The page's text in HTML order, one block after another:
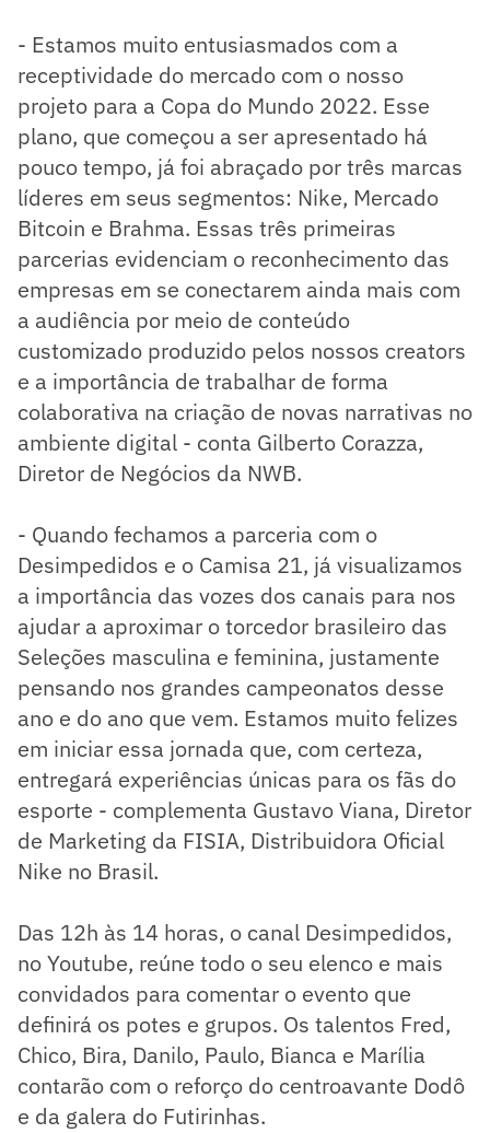
- Estamos muito entusiasmados com a
receptividade do mercado com o nosso
projeto para a Copa do Mundo 2022. Esse
plano, que começou a ser apresentado há
pouco tempo, já foi abraçado por três marcas
líderes em seus segmentos: Nike, Mercado
Bitcoin e Brahma. Essas três primeiras
parcerias evidenciam o reconhecimento das
empresas em se conectarem ainda mais com
a audiência por meio de conteúdo
customizado produzido pelos nossos creators
e a importância de trabalhar de forma
colaborativa na criação de novas narrativas no
ambiente digital - conta Gilberto Corazza,
Diretor de Negócios da NWB.
- Quando fechamos a parceria com o
Desimpedidos e o Camisa 21, já visualizamos
a importância das vozes dos canais para nos
ajudar a aproximar o torcedor brasileiro das
Seleções masculina e feminina, justamente
pensando nos grandes campeonatos desse
ano e do ano que vem. Estamos muito felizes
em iniciar essa jornada que, com certeza,
entregará experiências únicas para os fãs do
esporte - complementa Gustavo Viana, Diretor
de Marketing da FISIA, Distribuidora Oficial
Nike no Brasil.
Das 12h às 14 horas, o canal Desimpedidos,
no Youtube, reúne todo o seu elenco e mais
convidados para comentar o evento que
definirá os potes e grupos. Os talentos Fred,
Chico, Bira, Danilo, Paulo, Bianca e Marília
contarão com o reforço do centroavante Dodô
e da galera do Futirinhas.